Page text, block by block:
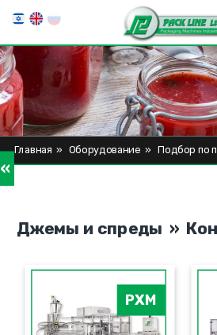
»
Главная » Оборудование » Подбор по
Джемы и спреды »
PXM